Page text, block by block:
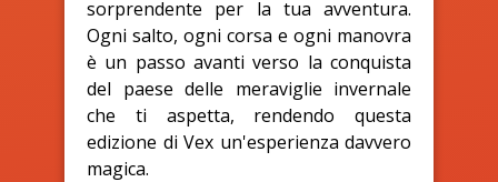
sorprendente per la tua avventura.
Ogni salto, ogni corsa e ogni manovra
è un passo avanti verso la conquista
del paese delle meraviglie invernale
che ti aspetta, rendendo questa
edizione di Vex un'esperienza davvero
magica.